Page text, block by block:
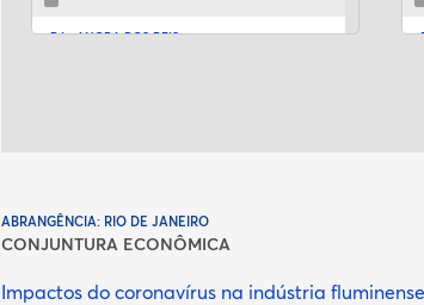
RJ - ANGRA DOS REIS
ABRANGÊNCIA: RIO DE JANEIRO
CONJUNTURA ECONÔMICA
Impactos do coronavírus na indústria fluminense